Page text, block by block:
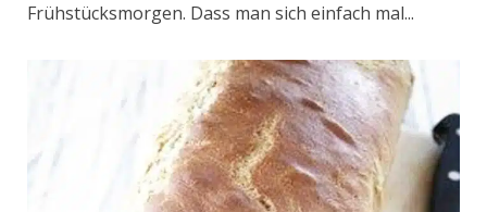
Frühstücksmorgen. Dass man sich einfach mal...